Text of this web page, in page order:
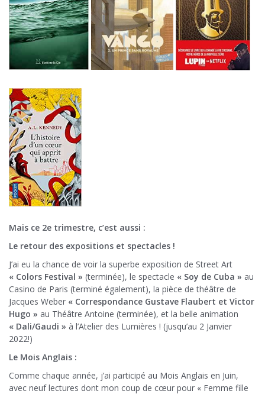
Mais ce 2e trimestre, c’est aussi :
Le retour des expositions et spectacles !
J’ai eu la chance de voir la superbe exposition de Street Art
« Colors Festival » (terminée), le spectacle « Soy de Cuba » au
Casino de Paris (terminé également), la pièce de théâtre de
Jacques Weber « Correspondance Gustave Flaubert et Victor
Hugo » au Théâtre Antoine (terminée), et la belle animation
« Dali/Gaudi » à l’Atelier des Lumières ! (jusqu’au 2 Janvier
2022!)
Le Mois Anglais :
Comme chaque année, j’ai participé au Mois Anglais en Juin,
avec neuf lectures dont mon coup de cœur pour « Femme fille